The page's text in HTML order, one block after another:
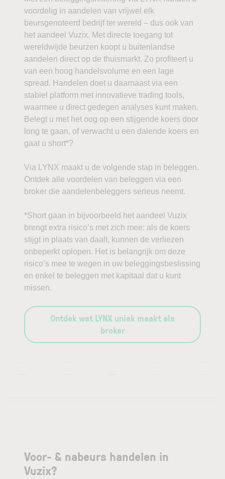
voordelig in aandelen van vrijwel elk
beursgenoteerd bedrijf ter wereld – dus ook van
het aandeel Vuzix. Met directe toegang tot
wereldwijde beurzen koopt u buitenlandse
aandelen direct op de thuismarkt. Zo profiteert u
van een hoog handelsvolume en een lage
spread. Handelen doet u daarnaast via een
stabiel platform met innovatieve trading tools,
waarmee u direct gedegen analyses kunt maken.
Belegt u met het oog op een stijgende koers door
long te gaan, of verwacht u een dalende koers en
gaat u short*?
Via LYNX maakt u de volgende stap in beleggen.
Ontdek alle voordelen van beleggen via een
broker die aandelenbeleggers serieus neemt.
*Short gaan in bijvoorbeeld het aandeel Vuzix
brengt extra risico’s met zich mee: als de koers
stijgt in plaats van daalt, kunnen de verliezen
onbeperkt oplopen. Het is belangrijk om deze
risico’s mee te wegen in uw beleggingsbeslissing
en enkel te beleggen met kapitaal dat u kunt
missen.
Ontdek wat LYNX uniek maakt als
broker
Voor- & nabeurs handelen in
Vuzix?